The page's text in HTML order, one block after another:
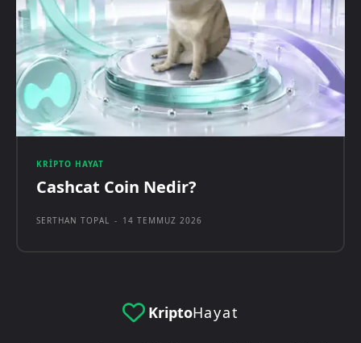
KRIPTO HAYAT
Cashcat Coin Nedir?
SERTHAN TOPAL - 14 TEMMUZ 2026
KriptoHayat